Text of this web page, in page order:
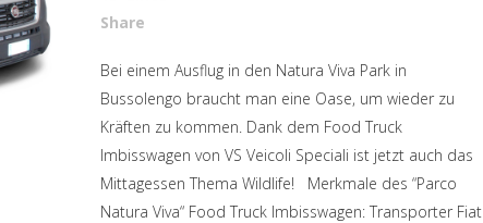
ShareAttiva comando
Bei einem Ausflug in den Natura Viva Park in
Bussolengo braucht man eine Oase, um wieder zu
Kräften zu kommen. Dank dem Food Truck
Imbisswagen von VS Veicoli Speciali ist jetzt auch das
Mittagessen Thema Wildlife! Merkmale des “Parco
Natura Viva“ Food Truck Imbisswagen: Transporter Fiat